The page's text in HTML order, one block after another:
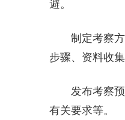
避。
制定考察
步骤、资料收
发布考察
有关要求等。